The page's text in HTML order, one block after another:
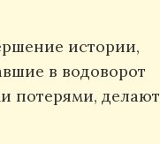
истории,
в водоворот
потерями, делают